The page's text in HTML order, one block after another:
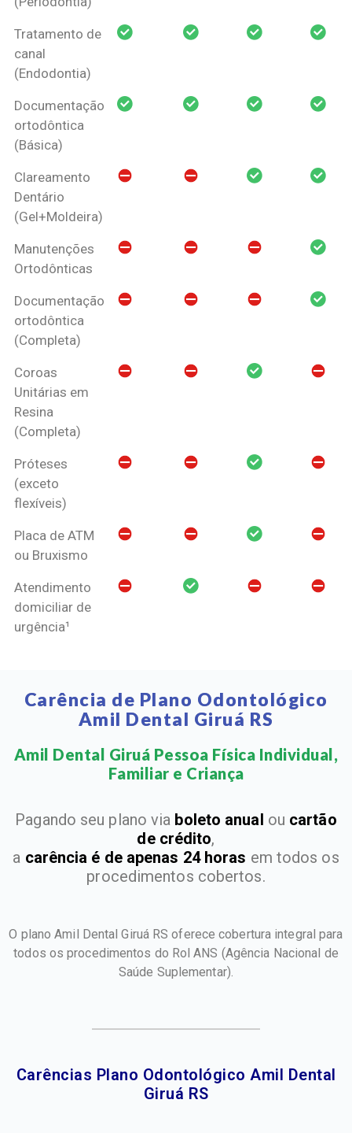
Tratamento de
canal
(Endodontia)
Documentação
ortodôntica
(Básica)
Clareamento
Dentário
(Gel+Moldeira)
Manutenções
Ortodônticas
Documentação
ortodôntica
(Completa)
Coroas
Unitárias em
Resina
(Completa)
Próteses
(exceto
flexíveis)
Placa de ATM
ou Bruxismo
Atendimento
domiciliar de
urgência¹
Carência de Plano Odontológico
Amil Dental Giruá RS
Amil Dental Giruá Pessoa Física Individual,
Familiar e Criança​
Pagando seu plano via boleto anual ou cartão
de crédito,
a carência é de apenas 24 horas em todos os
procedimentos cobertos.
O plano Amil Dental Giruá RS oferece cobertura integral para
todos os procedimentos do Rol ANS (Agência Nacional de
Saúde Suplementar).
Carências Plano Odontológico Amil Dental
Giruá RS​